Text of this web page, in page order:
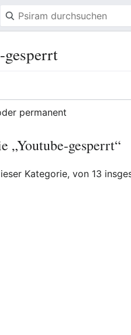
permanent
„Youtube-gesperrt“
Kategorie, von 13